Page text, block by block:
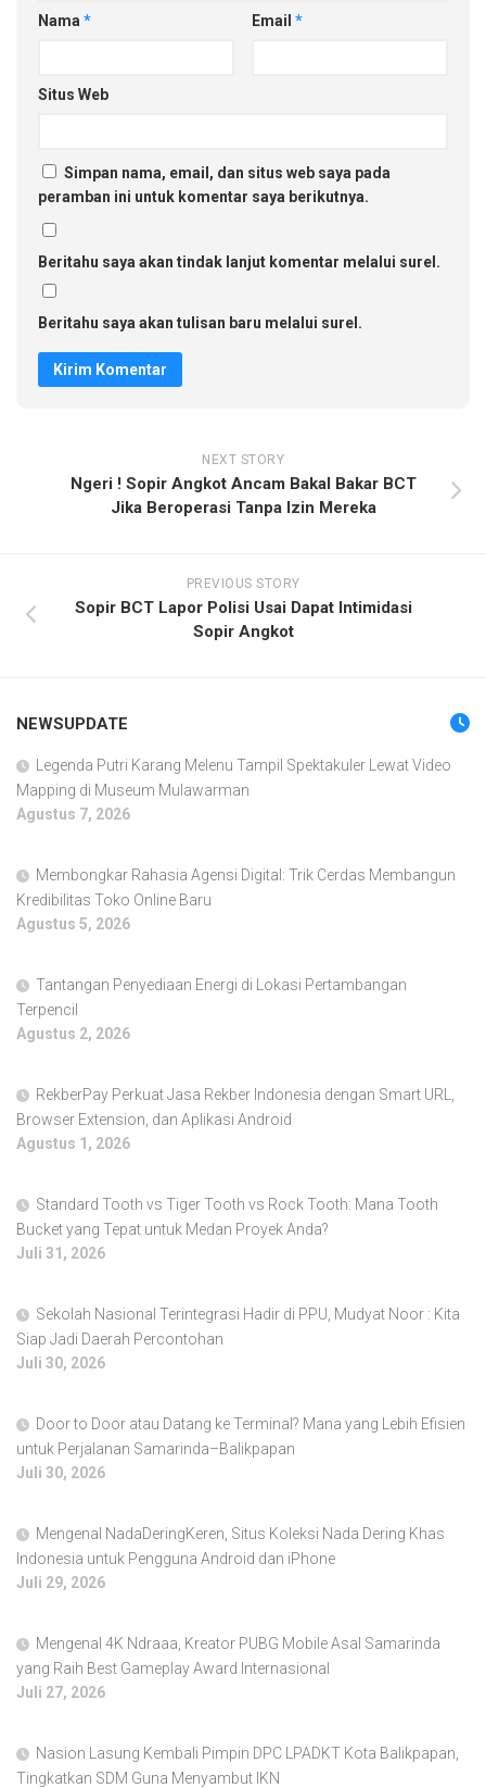
Nama * Email *
Situs Web
Simpan nama, email, dan situs web saya pada
peramban ini untuk komentar saya berikutnya.
Beritahu saya akan tindak lanjut komentar melalui surel.
Beritahu saya akan tulisan baru melalui surel.
NEXT STORY
Ngeri ! Sopir Angkot Ancam Bakal Bakar BCT
Jika Beroperasi Tanpa Izin Mereka
PREVIOUS STORY
Sopir BCT Lapor Polisi Usai Dapat Intimidasi
Sopir Angkot
NEWSUPDATE
Legenda Putri Karang Melenu Tampil Spektakuler Lewat Video
Mapping di Museum Mulawarman
Agustus 7, 2026
Membongkar Rahasia Agensi Digital: Trik Cerdas Membangun
Kredibilitas Toko Online Baru
Agustus 5, 2026
Tantangan Penyediaan Energi di Lokasi Pertambangan
Terpencil
Agustus 2, 2026
RekberPay Perkuat Jasa Rekber Indonesia dengan Smart URL,
Browser Extension, dan Aplikasi Android
Agustus 1, 2026
Standard Tooth vs Tiger Tooth vs Rock Tooth: Mana Tooth
Bucket yang Tepat untuk Medan Proyek Anda?
Juli 31, 2026
Sekolah Nasional Terintegrasi Hadir di PPU, Mudyat Noor : Kita
Siap Jadi Daerah Percontohan
Juli 30, 2026
Door to Door atau Datang ke Terminal? Mana yang Lebih Efisien
untuk Perjalanan Samarinda–Balikpapan
Juli 30, 2026
Mengenal NadaDeringKeren, Situs Koleksi Nada Dering Khas
Indonesia untuk Pengguna Android dan iPhone
Juli 29, 2026
Mengenal 4K Ndraaa, Kreator PUBG Mobile Asal Samarinda
yang Raih Best Gameplay Award Internasional
Juli 27, 2026
Nasion Lasung Kembali Pimpin DPC LPADKT Kota Balikpapan,
Tingkatkan SDM Guna Menyambut IKN